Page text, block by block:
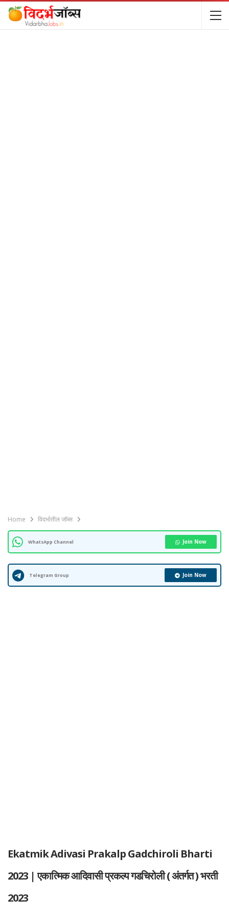
Home विदर्भातील जॉब्स
WhatsApp Channel Join Now
Telegram Group Join Now
Ekatmik Adivasi Prakalp Gadchiroli Bharti
2023 | एकात्मिक आदिवासी प्रकल्प गडचिरोली ( अंतर्गत ) भरती
2023